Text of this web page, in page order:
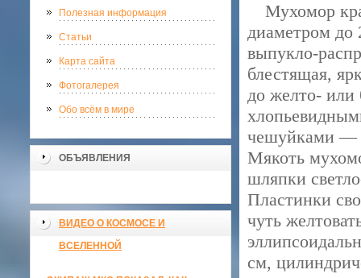
Полезная информация
Статьи
Карта сайта
Фотогалерея
Обо всём в мире
ОБЪЯВЛЕНИЯ
ВИДЕО О КОСМОСЕ И
ВСЕЛЕННОЙ
Мухомор
диаметром до
выпукло-
блестящая,
до желто- или
чешуйками —
Мякоть
шляпки
Пластинки
чуть
см,